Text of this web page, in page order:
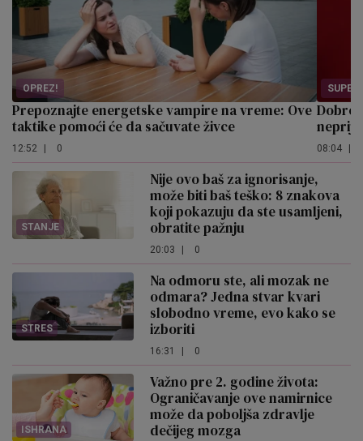
OPREZ!
Prepoznajte energetske vampire na vreme: Ove
taktike pomoći će da sačuvate živce
12:52 | 0
SUPER!
Dobro
08:04 |
STANJE
Nije ovo baš za ignorisanje,
može biti baš teško: 8 znakova
koji pokazuju da ste usamljeni,
obratite pažnju
20:03 | 0
STRES
Na odmoru ste, ali mozak ne
odmara? Jedna stvar kvari
slobodno vreme, evo kako se
izboriti
16:31 | 0
ISHRANA
Važno pre 2. godine života:
Ograničavanje ove namirnice
može da poboljša zdravlje
dečijeg mozga